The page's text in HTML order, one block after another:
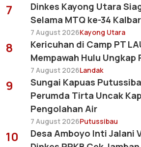
7
Dinkes Kayong Utara
Selama MTQ ke-34 Kalbar
7 August 2026Kayong Utara
8
Kericuhan di Camp PT
Mempawah Hulu Ungkap
7 August 2026Landak
9
Sungai Kapuas
Perumda Tirta Uncak
Pengolahan Air
7 August 2026Putussibau
10
Desa Amboyo Inti Jalani